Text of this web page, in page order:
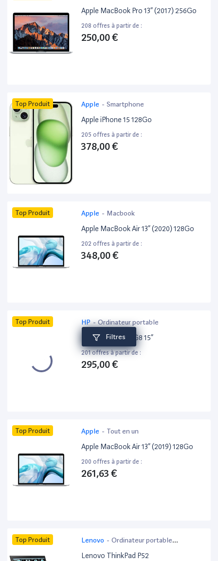
Filtres
Apple MacBook Pro 13” (2017) 256Go
208 offres à partir de :
250,00 €
Top Produit Apple - Smartphone
Apple iPhone 15 128Go
205 offres à partir de :
378,00 €
Top Produit Apple - Macbook
Apple MacBook Air 13” (2020) 128Go
202 offres à partir de :
348,00 €
Top Produit HP- Ordinateur portable
HP ProBook 650 G8 15”
201 offres à partir de :
295,00 €
Top Produit Apple - Tout en un
Apple MacBook Air 13” (2019) 128Go
200 offres à partir de :
261,63 €
Top Produit Lenovo - Ordinateur portable
bureautique
Lenovo ThinkPad P52